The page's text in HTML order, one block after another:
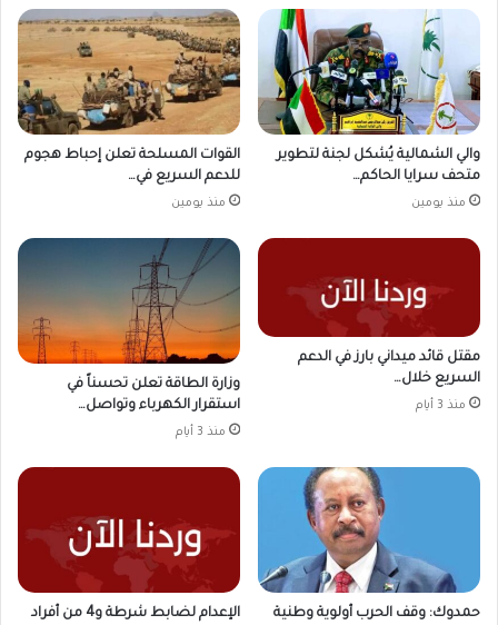
والي الشمالية يُشكل لجنة لتطوير
متحف سرايا الحاكم…
منذ يومين
القوات المسلحة تعلن إحباط هجوم
للدعم السريع في…
منذ يومين
مقتل قائد ميداني بارز في الدعم
السريع خلال…
منذ 3 أيام
وزارة الطاقة تعلن تحسناً في
استقرار الكهرباء وتواصل…
منذ 3 أيام
حمدوك: وقف الحرب أولوية وطنية
الإعدام لضابط شرطة و4 من أفراد